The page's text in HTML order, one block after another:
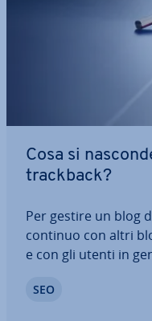
Cosa si
trackback?
Per gestire un blog
continuo con altri
e con gli utenti in
articolo ai post di
SEO